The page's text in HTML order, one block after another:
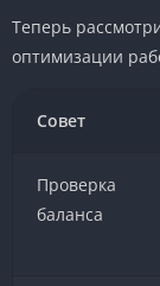
Теперь
оптимизации
Совет
Проверка
баланса